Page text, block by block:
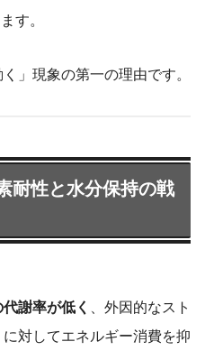
す。
」現象の第一の理由です。
耐性と水分保持の戦
謝率が低く
、外因的なスト
対してエネルギー消費を抑